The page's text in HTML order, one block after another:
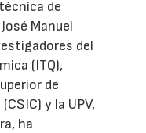
de
Manuel
del
(ITQ),
de
y la UPV,
ha